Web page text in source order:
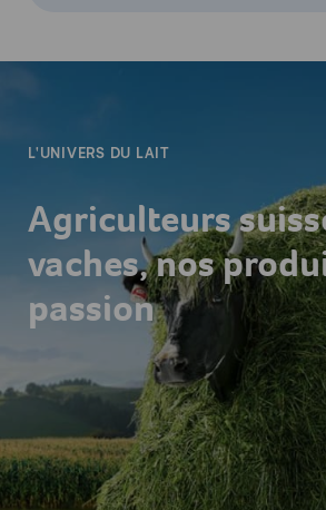
L'UNIVERS DU LAIT
Agriculteurs
vaches, nos
passion